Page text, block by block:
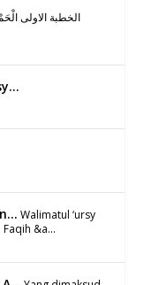
الخطبة الاولى
Walimatul ‘ursy
&a...